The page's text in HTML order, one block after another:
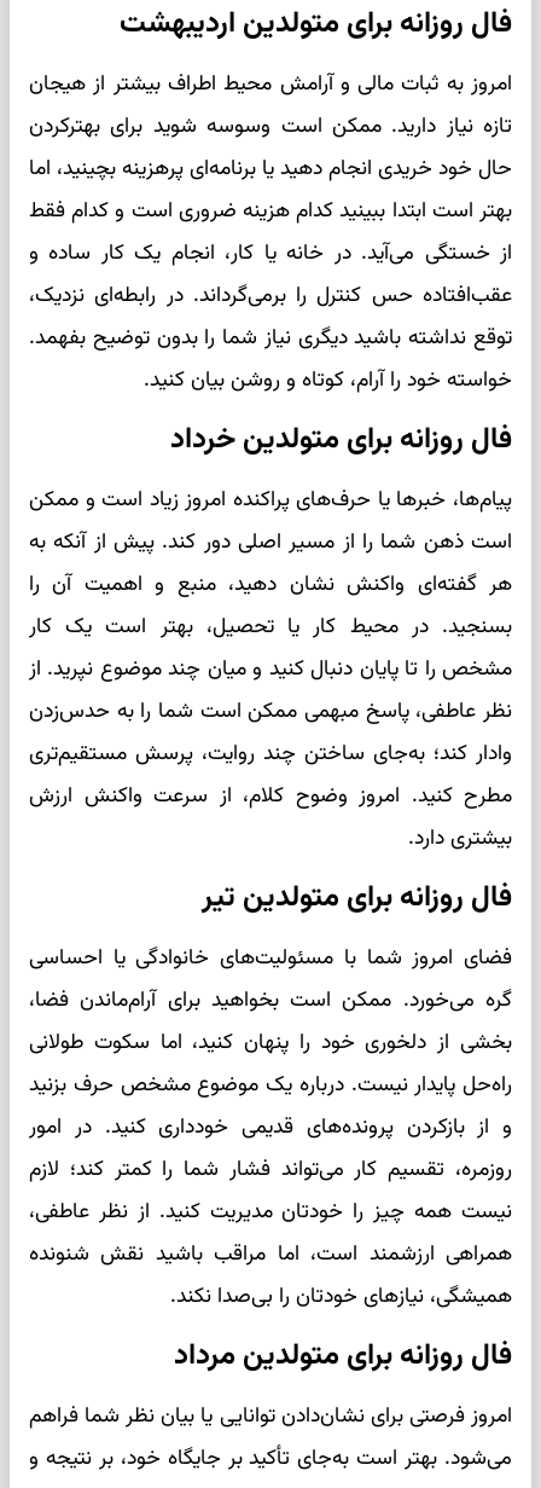
فال روزانه برای متولدین اردیبهشت
امروز به ثبات مالی و آرامش محیط اطراف بیشتر از هیجان
تازه نیاز دارید. ممکن است وسوسه شوید برای بهترکردن
حال خود خریدی انجام دهید یا برنامه‌ای پرهزینه بچینید، اما
بهتر است ابتدا ببینید کدام هزینه ضروری است و کدام فقط
از خستگی می‌آید. در خانه یا کار، انجام یک کار ساده و
عقب‌افتاده حس کنترل را برمی‌گرداند. در رابطه‌ای نزدیک،
توقع نداشته باشید دیگری نیاز شما را بدون توضیح بفهمد.
خواسته خود را آرام، کوتاه و روشن بیان کنید.
فال روزانه برای متولدین خرداد
پیام‌ها، خبرها یا حرف‌های پراکنده امروز زیاد است و ممکن
است ذهن شما را از مسیر اصلی دور کند. پیش از آنکه به
هر گفته‌ای واکنش نشان دهید، منبع و اهمیت آن را
بسنجید. در محیط کار یا تحصیل، بهتر است یک کار
مشخص را تا پایان دنبال کنید و میان چند موضوع نپرید. از
نظر عاطفی، پاسخ مبهمی ممکن است شما را به حدس‌زدن
وادار کند؛ به‌جای ساختن چند روایت، پرسش مستقیم‌تری
مطرح کنید. امروز وضوح کلام، از سرعت واکنش ارزش
بیشتری دارد.
فال روزانه برای متولدین تیر
فضای امروز شما با مسئولیت‌های خانوادگی یا احساسی
گره می‌خورد. ممکن است بخواهید برای آرام‌ماندن فضا،
بخشی از دلخوری خود را پنهان کنید، اما سکوت طولانی
راه‌حل پایدار نیست. درباره یک موضوع مشخص حرف بزنید
و از بازکردن پرونده‌های قدیمی خودداری کنید. در امور
روزمره، تقسیم کار می‌تواند فشار شما را کمتر کند؛ لازم
نیست همه چیز را خودتان مدیریت کنید. از نظر عاطفی،
همراهی ارزشمند است، اما مراقب باشید نقش شنونده
همیشگی، نیازهای خودتان را بی‌صدا نکند.
فال روزانه برای متولدین مرداد
امروز فرصتی برای نشان‌دادن توانایی یا بیان نظر شما فراهم
می‌شود. بهتر است به‌جای تأکید بر جایگاه خود، بر نتیجه و